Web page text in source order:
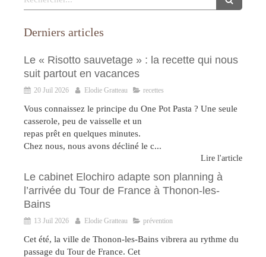
Derniers articles
Le « Risotto sauvetage » : la recette qui nous
suit partout en vacances
20 Juil 2026 Elodie Gratteau recettes
Vous connaissez le principe du One Pot Pasta ? Une seule
casserole, peu de vaisselle et un
repas prêt en quelques minutes.
Chez nous, nous avons décliné le c...
Lire l'article
Le cabinet Elochiro adapte son planning à
l’arrivée du Tour de France à Thonon-les-
Bains
13 Juil 2026 Elodie Gratteau prévention
Cet été, la ville de Thonon-les-Bains vibrera au rythme du
passage du Tour de France. Cet